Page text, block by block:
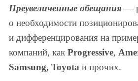
Преувеличенные обещания —
о необходимости
и дифференцирования на
компаний, как Progressive,
Samsung, Toyota и прочих.